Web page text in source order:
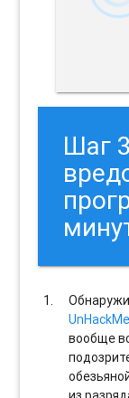
Шаг
UnHackMe
вообще